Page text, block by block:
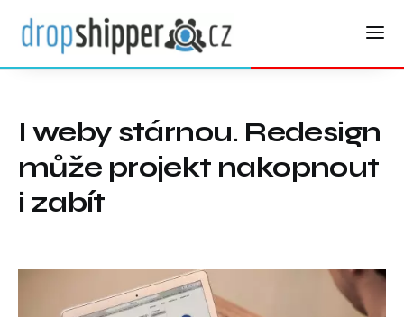
I weby stárnou. Redesign
může projekt nakopnout
i zabít